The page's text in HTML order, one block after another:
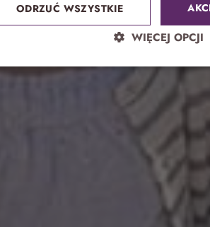
Sand SPA
atrakcje bez noclegu,
Park wodny
ODRZUĆ WSZYSTKIE
WIĘCEJ OPCJI